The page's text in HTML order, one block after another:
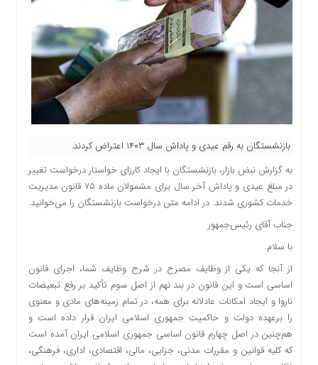
بازنشستگان به رقم عیدی و پاداش سال ۱۴۰۳ اعتراض کردند.
به گزارش نبض بازار، بازنشستگان با ایجاد کارزای خواستار درخواست تغییر
در مبلغ عیدی و پاداش آخر سال برای مشمولان ماده ۷۵ قانون مدیریت
خدمات کشوری شدند. در ادامه متن درخواست بازنشستگان را می‌خوانید.
جناب آقای رئیس‌جمهور
با سلام.
از آنجا که یکی از وظایف مصرح در شرح وظایف شما، اجرای قانون
اساسی است و این قانون در بند نهم از اصل سوم تأکید بر رفع تبعیضات
ناروا و ایجاد امکانات عادلانه برای همه، در تمام زمینه‌های مادی و معنوی
را برعهده دولت و حاکمیت جمهوری اسلامی ایران قرار داده است و
هم‌چنین در اصل چهارم قانون اساسی جمهوری اسلامی ایران آمده است
که کلیه قوانین و مقررات مدنی، جزایی، مالی، اقتصادی، اداری، فرهنگی،